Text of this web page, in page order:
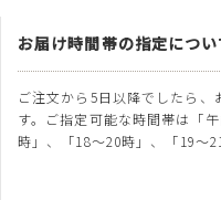
お届け時間帯の指定につい
ご注文から5日以降でしたら
す。ご指定可能な時間帯は「
時」、「18～20時」、「19～